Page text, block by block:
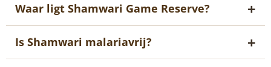
Waar ligt Shamwari Game Reserve?
Is Shamwari malariavrij?